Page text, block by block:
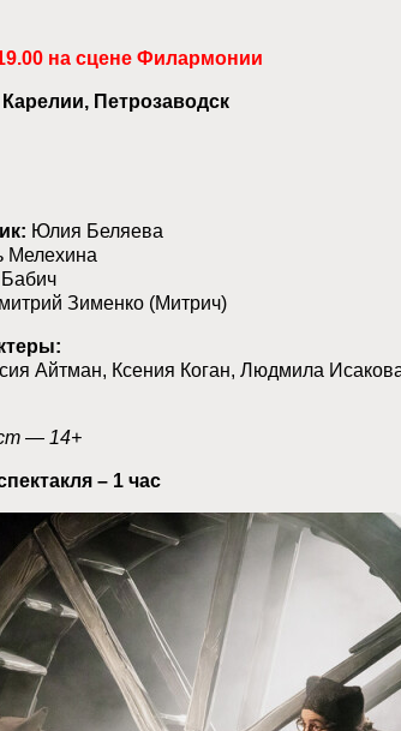
на сцене Филармонии
Петрозаводск
Юлия Беляева
Мелехина
Зименко (Митрич)
Айтман, Ксения Коган, Людмила
— 14+
– 1 час